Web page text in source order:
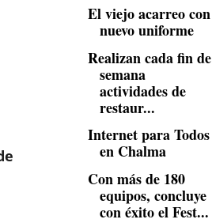
El viejo acarreo con
nuevo uniforme
Realizan cada fin de
semana
actividades de
restaur...
Internet para Todos
en Chalma
Con más de 180
equipos, concluye
con éxito el Fest...